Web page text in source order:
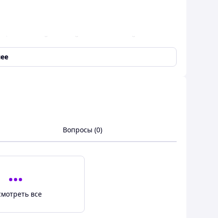
дитячий транспорт, який поєднує в
ручкою, біговел та біговел каталку.
трансформуючись у 5 різних конфігурацій.
рівноваги.
Вопросы (0)
все